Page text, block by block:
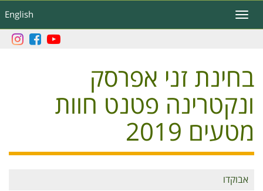
לתוכן
העיקרי
English
Toggle
navigation
בחינת זני אפרסק
ונקטרינה פטנט חוות
מטעים 2019
Branches
אבוקדו